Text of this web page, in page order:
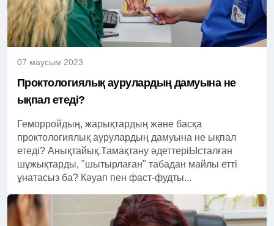
07 маусым 2023
Проктологиялық аурулардың дамуына не
ықпал етеді?
Геморройдың, жарықтардың және басқа
проктологиялық аурулардың дамуына не ықпал
етеді? Анықтайық.Тамақтану әдеттеріЫсталған
шұжықтарды, "шытырлаған" табадан майлы етті
ұнатасыз ба? Кәуап пен фаст-фудты...